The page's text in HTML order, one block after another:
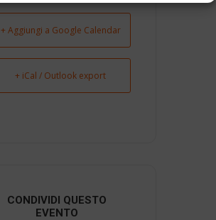
+ Aggiungi a Google Calendar
+ iCal / Outlook export
CONDIVIDI QUESTO
EVENTO